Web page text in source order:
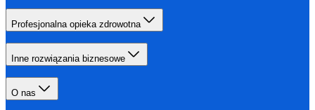
Profesjonalna opieka zdrowotna
Inne rozwiązania biznesowe
O nas